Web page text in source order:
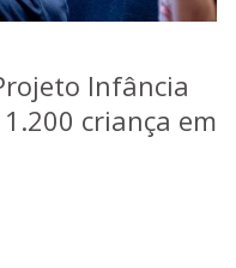
Infância
criança em